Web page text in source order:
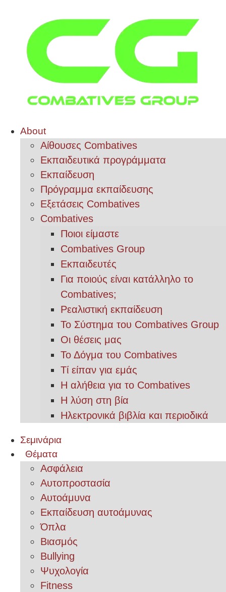
About
Αίθουσες Combatives
Εκπαιδευτικά προγράμματα
Εκπαίδευση
Πρόγραμμα εκπαίδευσης
Εξετάσεις Combatives
Combatives
Ποιοι είμαστε
Combatives Group
Εκπαιδευτές
Για ποιούς είναι κατάλληλο το
Combatives;
Ρεαλιστική εκπαίδευση
Το Σύστημα του Combatives Group
Οι θέσεις μας
Το Δόγμα του Combatives
Τί είπαν για εμάς
Η αλήθεια για το Combatives
Η λύση στη βία
Ηλεκτρονικά βιβλία και περιοδικά
Σεμινάρια
Θέματα
Ασφάλεια
Αυτοπροστασία
Αυτοάμυνα
Εκπαίδευση αυτοάμυνας
Όπλα
Βιασμός
Bullying
Ψυχολογία
Fitness